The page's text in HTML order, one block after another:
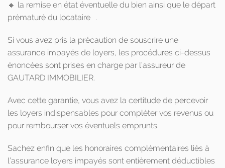
🔸 la remise en état éventuelle du bien ainsi que le départ
prématuré du locataire .
Si vous avez pris la précaution de souscrire une
assurance impayés de loyers, les procédures ci-dessus
énoncées sont prises en charge par l’assureur de
GAUTARD IMMOBILIER.
Avec cette garantie, vous avez la certitude de percevoir
les loyers indispensables pour compléter vos revenus ou
pour rembourser vos éventuels emprunts.
Sachez enfin que les honoraires complémentaires liés à
l’assurance loyers impayés sont entièrement déductibles